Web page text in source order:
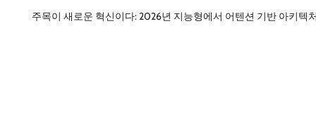
주목이 새로운 혁신이다: 2026년 지능형에서 어텐션 기반 아키텍